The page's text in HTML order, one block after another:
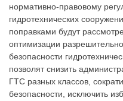
нормативно-правовому
гидротехнических
поправками будут
оптимизации
безопасности
позволят снизить
ГТС разных классов,
безопасности, исключить